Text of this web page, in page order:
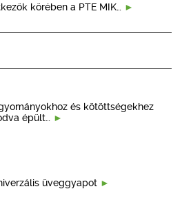
körében a PTE MIK…
és kötöttségekhez
épült…
üveggyapot